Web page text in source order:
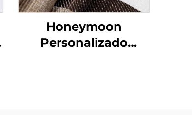
Honeymoon
Personalizado